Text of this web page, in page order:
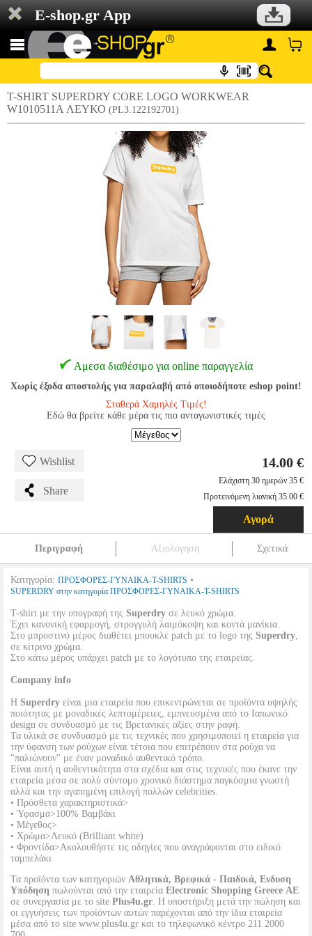
E-shop.gr App
T-SHIRT SUPERDRY CORE LOGO WORKWEAR
W1010511A ΛΕΥΚΟ (PL3.122192701)
Αμεσα διαθέσιμο για online παραγγελία
Χωρίς έξοδα αποστολής για παραλαβή από οποιοδήποτε eshop point!
Σταθερά Χαμηλές Τιμές!
Εδώ θα βρείτε κάθε μέρα τις πιο ανταγωνιστικές τιμές
Wishlist
Share
14.00 €
Ελάχιστη 30 ημερών 35 €
Προτεινόμενη λιανική 35.00 €
Αγορά
Περιγραφή Αξιολόγηση Σχετικά
Κατηγορία: ΠΡΟΣΦΟΡΕΣ-ΓΥΝΑΙΚΑ-T-SHIRTS •
SUPERDRY στην κατηγορία ΠΡΟΣΦΟΡΕΣ-ΓΥΝΑΙΚΑ-T-SHIRTS
T-shirt με την υπογραφή της Superdry σε λευκό χρώμα.
Έχει κανονική εφαρμογή, στρογγυλή λαιμόκοψη και κοντά μανίκια.
Στο μπροστινό μέρος διαθέτει μπουκλέ patch με το logo της Superdry,
σε κίτρινο χρώμα.
Στο κάτω μέρος υπάρχει patch με το λογότυπο της εταιρείας.
Company info
Η Superdry είναι μια εταιρεία που επικεντρώνεται σε προϊόντα υψηλής
ποιότητας με μοναδικές λεπτομέρειες, εμπνευσμένα από το Ιαπωνικό
design σε συνδυασμό με τις Βρετανικές αξίες στην ραφή.
Τα υλικά σε συνδυασμό με τις τεχνικές που χρησιμοποιεί η εταιρεία για
την ύφανση των ρούχων είναι τέτοια που επιτρέπουν στα ρούχα να
"παλιώνουν" με έναν μοναδικό αυθεντικό τρόπο.
Είναι αυτή η αυθεντικότητα στα σχέδια και στις τεχνικές που έκανε την
εταιρεία μέσα σε πολύ σύντομο χρονικό διάστημα παγκόσμια γνωστή
αλλά και την αγαπημένη επιλογή πολλών celebrities.
• Πρόσθετα χαρακτηριστικά>
• Ύφασμα>100% Βαμβάκι
• Μέγεθος>
• Χρώμα>Λευκό (Brilliant white)
• Φροντίδα>Ακολουθήστε τις οδηγίες που αναγράφονται στο ειδικό
ταμπελάκι
Τα προϊόντα των κατηγοριών Αθλητικά, Βρεφικά - Παιδικά, Ενδυση
Υπόδηση πωλούνται από την εταιρεία Electronic Shopping Greece ΑΕ
σε συνεργασία με το site Plus4u.gr. Η υποστήριξη μετά την πώληση και
οι εγγυήσεις των προϊόντων αυτών παρέχονται από την ίδια εταιρεία
μέσα από το site www.plus4u.gr και το τηλεφωνικό κέντρο 211 2000